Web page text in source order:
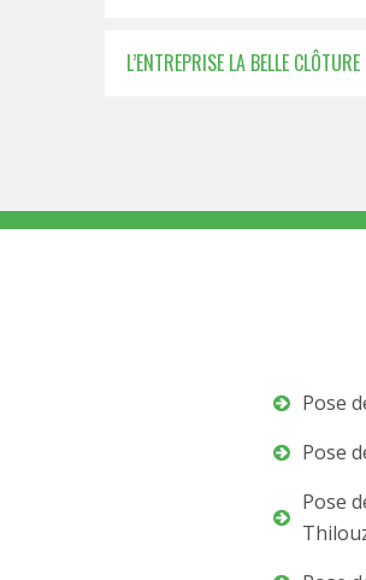
L’ENTREPRISE LA BELLE
Pose
Pose
Pose